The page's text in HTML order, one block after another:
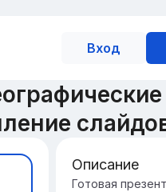
Вход
Введение:
Описание
Готовая